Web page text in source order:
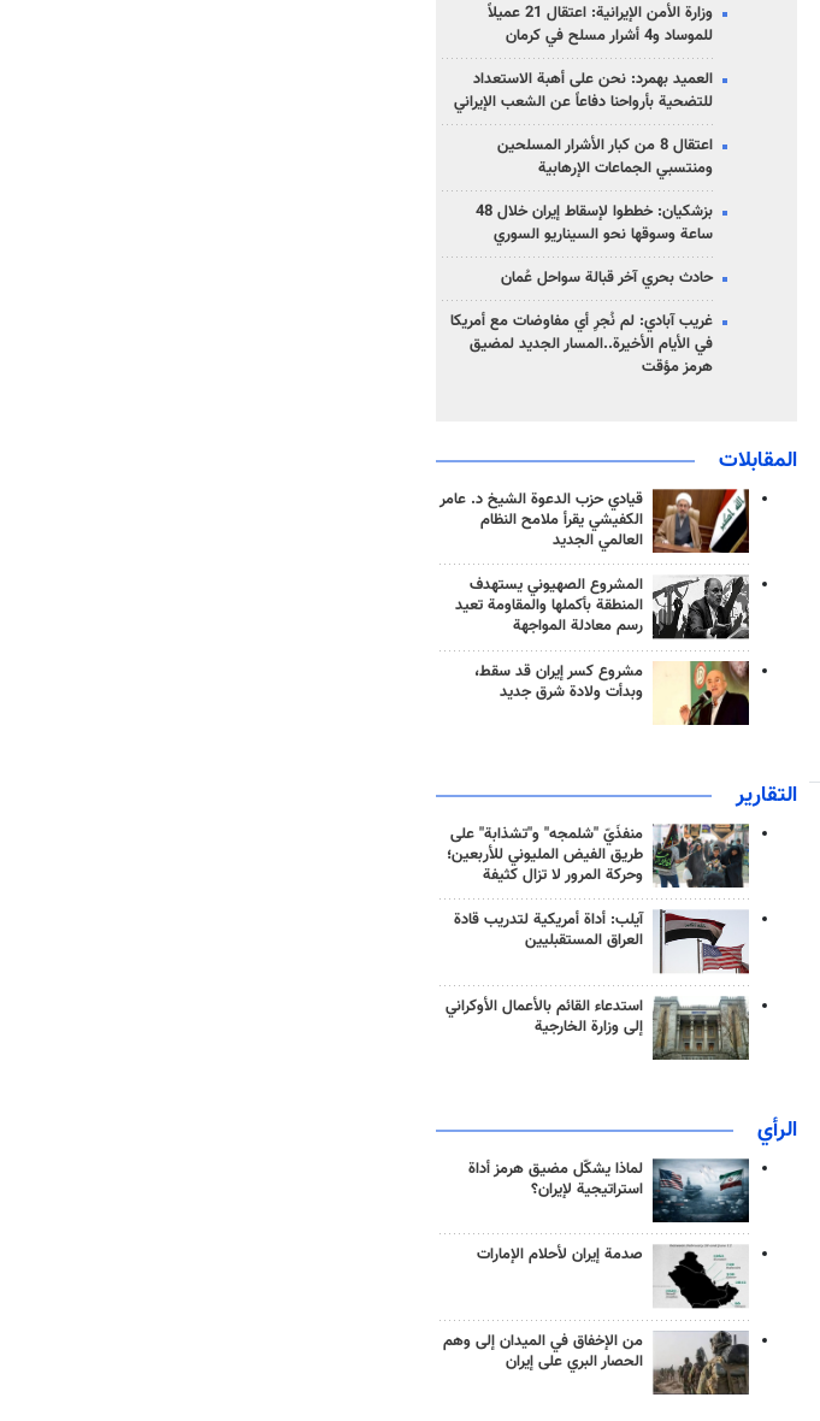
وزارة الأمن الإيرانية: اعتقال 21 عميلاً
للموساد و4 أشرار مسلح في كرمان
العميد بهمرد: نحن على أهبة الاستعداد
للتضحية بأرواحنا دفاعاً عن الشعب الإيراني
اعتقال 8 من كبار الأشرار المسلحين
ومنتسبي الجماعات الإرهابية
بزشكيان: خططوا لإسقاط إيران خلال 48
ساعة وسوقها نحو السيناريو السوري
حادث بحري آخر قبالة سواحل عُمان
غريب آبادي: لم نُجرِ أي مفاوضات مع أمريكا
في الأيام الأخيرة..المسار الجديد لمضيق
هرمز مؤقت
المقابلات
قيادي حزب الدعوة الشيخ د. عامر
الكفيشي يقرأ ملامح النظام
العالمي الجديد
المشروع الصهيوني يستهدف
المنطقة بأكملها والمقاومة تعيد
رسم معادلة المواجهة
مشروع كسر إيران قد سقط،
وبدأت ولادة شرق جديد
التقارير
منفذَيّ "شلمجه" و"تشذابة" على
طريق الفيض المليوني للأربعين؛
وحركة المرور لا تزال كثيفة
آيلب: أداة أمريكية لتدريب قادة
العراق المستقبليين
استدعاء القائم بالأعمال الأوكراني
إلى وزارة الخارجية
الرأي
لماذا يشكّل مضيق هرمز أداة
استراتيجية لإيران؟
صدمة إيران لأحلام الإمارات
من الإخفاق في الميدان إلى وهم
الحصار البري على إيران